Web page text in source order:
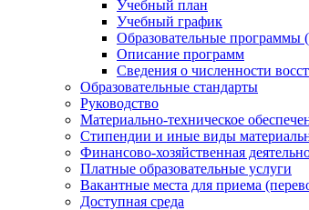
Учебный план
Учебный график
Образовательные программы
Описание программ
Сведения о численности
Образовательные стандарты
Руководство
Материально-техническое
Стипендии и иные виды
Финансово-хозяйственная
Платные образовательные услуги
Вакантные места для приема
Доступная среда